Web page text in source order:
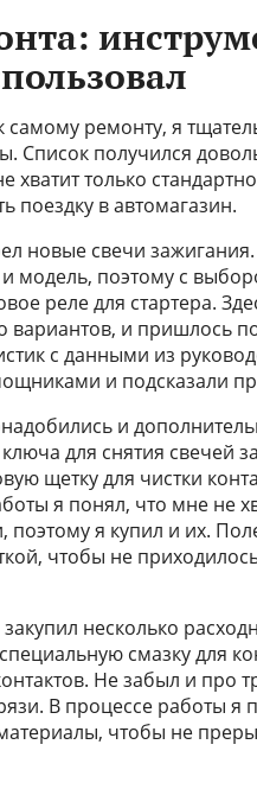
самому ремонту, я
Список получился
хватит только
поездку в автомагазин.
новые свечи зажигания.
модель, поэтому с
реле для стартера.
вариантов, и пришлось
с данными из
и подсказали
и
для снятия свечей
щетку для чистки
я понял, что мне не
я купил и их.
чтобы не
несколько
смазку для
Не забыл и про
В процессе работы
чтобы не